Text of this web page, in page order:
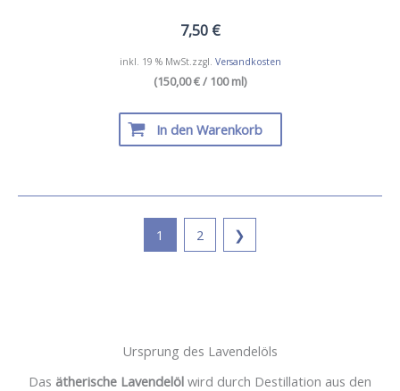
7,50 €
inkl. 19 % MwSt.zzgl. Versandkosten
(150,00 € / 100 ml)
In den Warenkorb
1 2 ❯
Ursprung des Lavendelöls
Das ätherische Lavendelöl wird durch Destillation aus den